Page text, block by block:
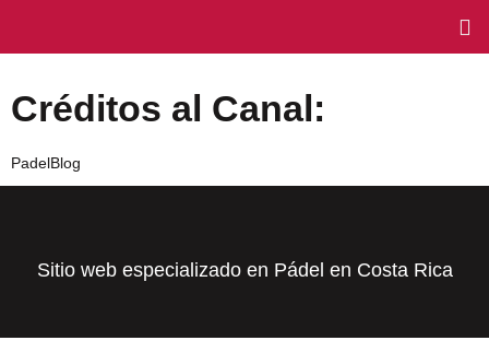
Créditos al Canal:
PadelBlog
Sitio web especializado en Pádel en Costa Rica